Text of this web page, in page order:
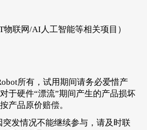
物联网/AI人工智能等相关项目）
所有，试用期间请务必爱惜产
于硬件“漂流”期间产生的产品损坏
产品原价赔偿。
突发情况不能继续参与，请及时联